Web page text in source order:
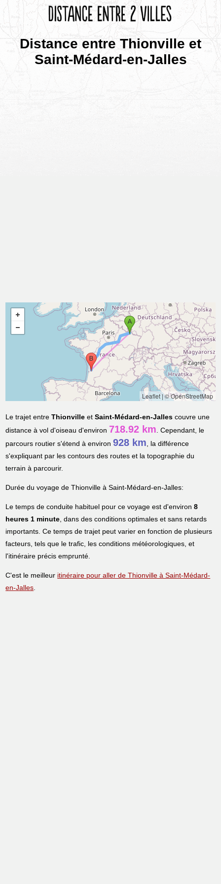
Distance entre Thionville et
Saint-Médard-en-Jalles
Leaflet|© OpenStreetMap
Le trajet entreThionville etSaint-Médard-en-Jalles couvre une
distance à vol d'oiseau d'environ 718.92 km. Cependant, le
parcours routier s'étend à environ928 km, la différence
s'expliquant par les contours des routes et la topographie du
terrain à parcourir.
Durée du voyage de Thionville à Saint-Médard-en-Jalles:
Le temps de conduite habituel pour ce voyage est d'environ8
heures 1 minute, dans des conditions optimales et sans retards
importants. Ce temps de trajet peut varier en fonction de plusieurs
facteurs, tels que le trafic, les conditions météorologiques, et
l'itinéraire précis emprunté.
C'est le meilleur itinéraire pour aller de Thionville à Saint-Médard-
en-Jalles.